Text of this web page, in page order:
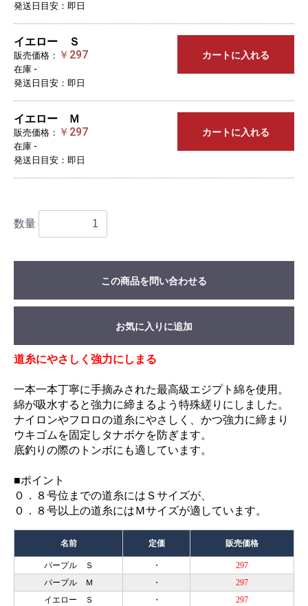
発送日目安：即日
イエロー Ｓ
販売価格： ￥297
在庫 -
発送日目安：即日
カートに入れる
イエロー Ｍ
販売価格： ￥297
在庫 -
発送日目安：即日
カートに入れる
数量
この商品を問い合わせる
お気に入りに追加
道糸にやさしく強力にしまる
一本一本丁寧に手摘みされた最高級エジプト綿を使用。
綿が吸水すると強力に締まるよう特殊縒りにしました。
ナイロンやフロロの道糸にやさしく、かつ強力に締まり
ウキゴムを固定しタナボケを防ぎます。
底釣りの際のトンボにも適しています。
■ポイント
０．８号位までの道糸にはＳサイズが、
０．８号以上の道糸にはＭサイズが適しています。
名前 定価 販売価格
パープル Ｓ ・
297
パープル Ｍ
・
297
イエロー Ｓ
・
297